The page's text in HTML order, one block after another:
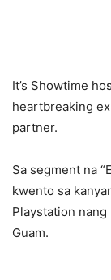
It’s Showtime
heartbreaking
partner.
Sa segment na
kwento sa
Playstation
Guam.